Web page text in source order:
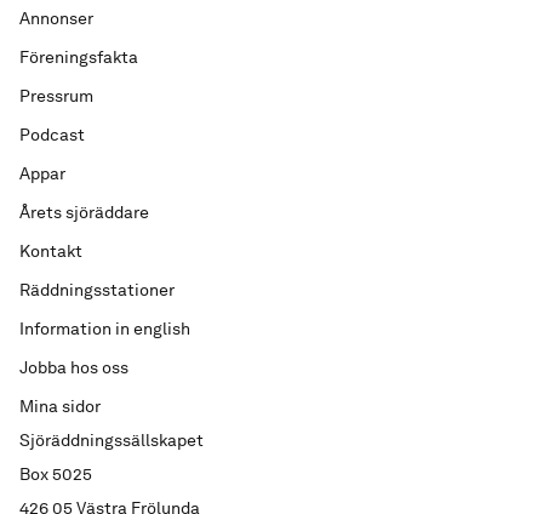
Sjöräddningssällskapet
Box 5025
426 05 Västra Frölunda
Annonser
Föreningsfakta
Pressrum
Podcast
Appar
Årets sjöräddare
Kontakt
Räddningsstationer
Information in english
Jobba hos oss
Mina sidor